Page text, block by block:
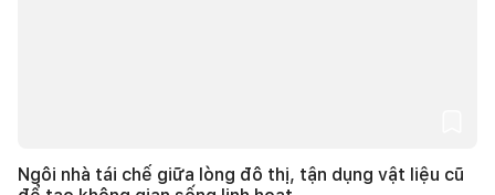
Ngôi nhà tái chế giữa lòng đô thị, tận dụng vật liệu cũ